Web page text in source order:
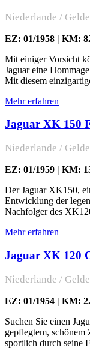
Niederlande /
EZ: 01/1958 | KM:
Mit einiger Vorsicht
Jaguar eine
Mit diesem
Mehr erfahren
Jaguar XK 150
Niederlande /
EZ: 01/1959 | KM:
Der Jaguar XK150,
Entwicklung der
Nachfolger des
Mehr erfahren
Jaguar XK 120
Niederlande /
EZ: 01/1954 | KM:
Suchen Sie einen
gepflegtem, schönem
sportlich durch seine